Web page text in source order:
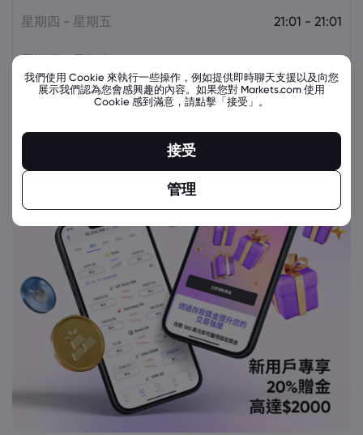
星期四 - 星期五 21:01 - 21:01
星期五 - 星期六 21:01 - 21:01
我們使用 Cookie 來執行一些操作，例如提供即時聊天支援以及向您
展示我們認為您會感興趣的內容。如果您對 Markets.com 使用
Cookie 感到滿意，請點擊「接受」。
接受
管理